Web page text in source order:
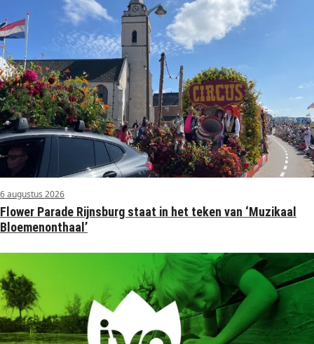
6 augustus 2026
Flower Parade Rijnsburg staat in het teken van ‘Muzikaal
Bloemenonthaal’